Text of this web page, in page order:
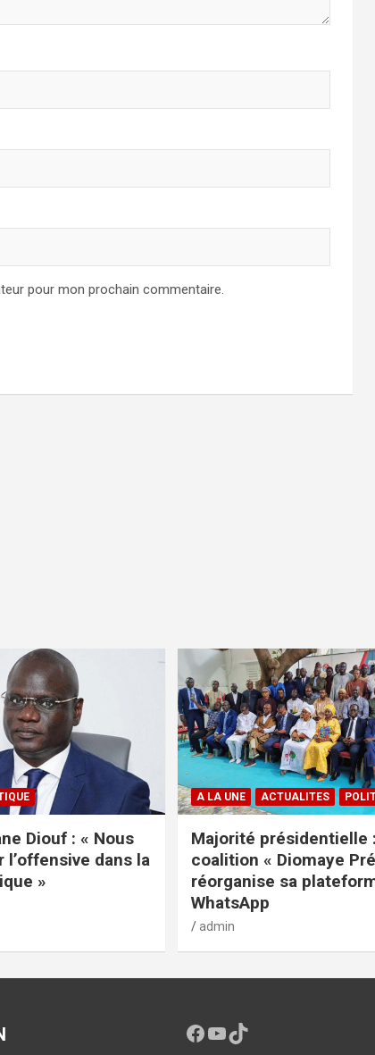
pour mon prochain commentaire.
Diouf : « Nous
l’offensive dans la
»
A LA UNE ACTUALITES
Majorité présidentielle
coalition « Diomaye
réorganise sa
WhatsApp
admin